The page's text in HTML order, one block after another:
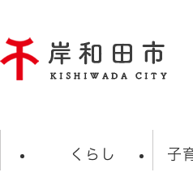
ジ
の
くらし 子